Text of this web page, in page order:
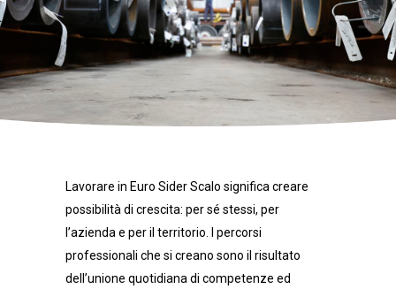
Lavorare in Euro Sider Scalo significa creare
possibilità di crescita: per sé stessi, per
l’azienda e per il territorio. I percorsi
professionali che si creano sono il risultato
dell’unione quotidiana di competenze ed